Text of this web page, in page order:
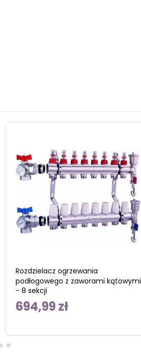
Rozdzielacz ogrzewania
podłogowego z zaworami kątowymi
- 8 sekcji
694,99 zł